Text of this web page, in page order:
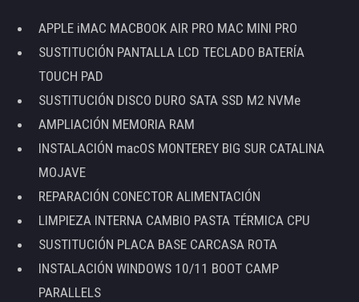
APPLE iMAC MACBOOK AIR PRO MAC MINI PRO
SUSTITUCIÓN PANTALLA LCD TECLADO BATERÍA
TOUCH PAD
SUSTITUCIÓN DISCO DURO SATA SSD M2 NVMe
AMPLIACIÓN MEMORIA RAM
INSTALACIÓN macOS MONTEREY BIG SUR CATALINA
MOJAVE
REPARACIÓN CONECTOR ALIMENTACIÓN
LIMPIEZA INTERNA CAMBIO PASTA TÉRMICA CPU
SUSTITUCIÓN PLACA BASE CARCASA ROTA
INSTALACIÓN WINDOWS 10/11 BOOT CAMP
PARALLELS